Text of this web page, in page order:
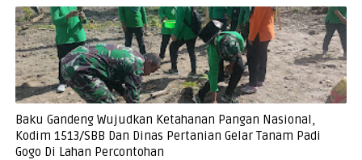
Baku Gandeng Wujudkan Ketahanan Pangan Nasional,
Kodim 1513/SBB Dan Dinas Pertanian Gelar Tanam Padi
Gogo Di Lahan Percontohan